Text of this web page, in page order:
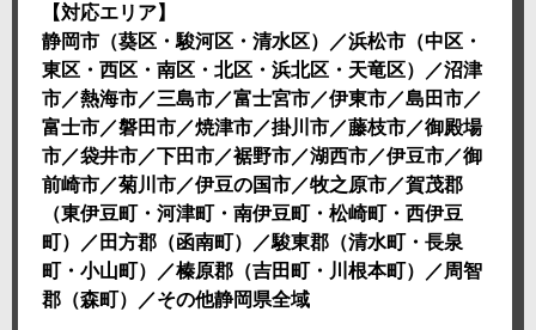
【対応エリア】
静岡市（葵区・駿河区・清水区）／浜松市（中区・
東区・西区・南区・北区・浜北区・天竜区）／沼津
市／熱海市／三島市／富士宮市／伊東市／島田市／
富士市／磐田市／焼津市／掛川市／藤枝市／御殿場
市／袋井市／下田市／裾野市／湖西市／伊豆市／御
前崎市／菊川市／伊豆の国市／牧之原市／賀茂郡
（東伊豆町・河津町・南伊豆町・松崎町・西伊豆
町）／田方郡（函南町）／駿東郡（清水町・長泉
町・小山町）／榛原郡（吉田町・川根本町）／周智
郡（森町）／その他静岡県全域